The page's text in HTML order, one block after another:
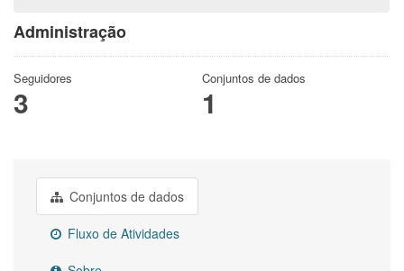
Administração
Seguidores
3
Conjuntos de dados
1
Conjuntos de dados
Fluxo de Atividades